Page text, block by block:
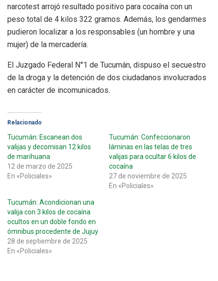
narcotest arrojó resultado positivo para cocaína con un
peso total de 4 kilos 322 gramos. Además, los gendarmes
pudieron localizar a los responsables (un hombre y una
mujer) de la mercadería.
El Juzgado Federal N°1 de Tucumán, dispuso el secuestro
de la droga y la detención de dos ciudadanos involucrados
en carácter de incomunicados.
Relacionado
Tucumán: Escanean dos
valijas y decomisan 12 kilos
de marihuana
12 de marzo de 2025
En «Policiales»
Tucumán: Confeccionaron
láminas en las telas de tres
valijas para ocultar 6 kilos de
cocaína
27 de noviembre de 2025
En «Policiales»
Tucumán: Acondicionan una
valija con 3 kilos de cocaína
ocultos en un doble fondo en
ómnibus procedente de Jujuy
28 de septiembre de 2025
En «Policiales»